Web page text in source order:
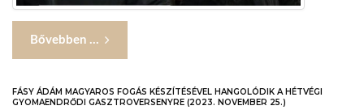
Bővebben ...
FÁSY ÁDÁM MAGYAROS FOGÁS KÉSZÍTÉSÉVEL HANGOLÓDIK A HÉTVÉGI
GYOMAENDRŐDI GASZTROVERSENYRE (2023. NOVEMBER 25.)